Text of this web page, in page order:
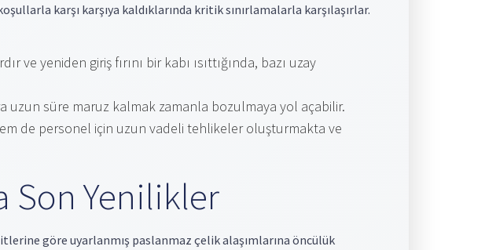
karşı karşıya kaldıklarında kritik sınırlamalarla karşılaşırlar.
yeniden giriş fırını bir kabı ısıttığında, bazı uzay
uzun süre maruz kalmak zamanla bozulmaya yol açabilir.
de personel için uzun vadeli tehlikeler oluşturmakta ve
Son Yenilikler
göre uyarlanmış paslanmaz çelik alaşımlarına öncülük